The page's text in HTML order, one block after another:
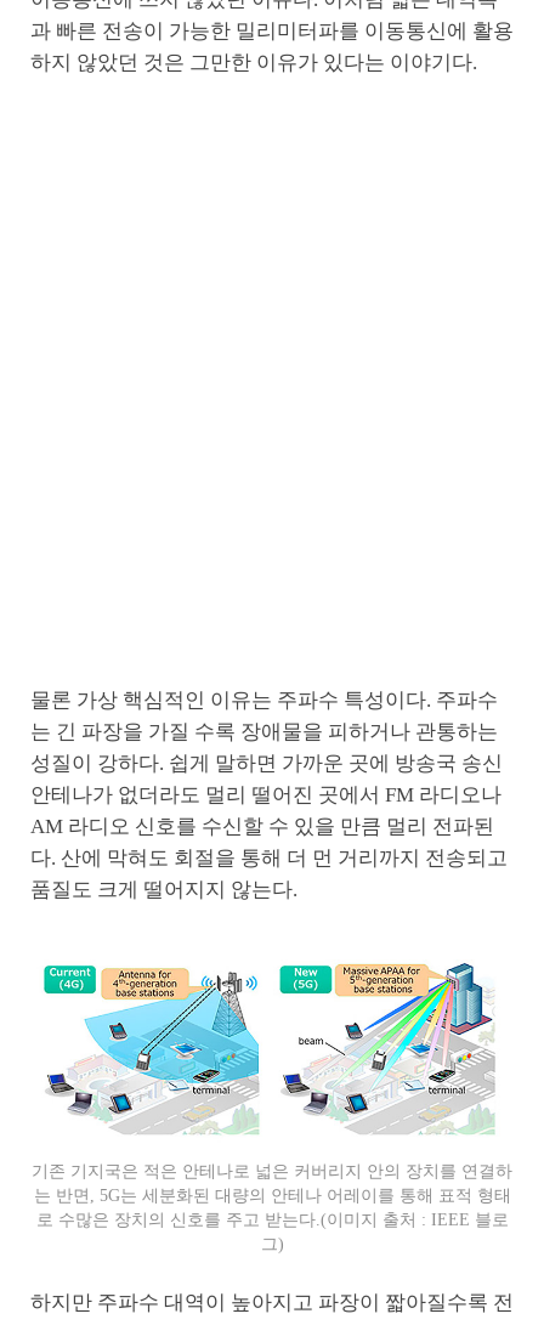
과 빠른 전송이 가능한 밀리미터파를 이동통신에 활용
하지 않았던 것은 그만한 이유가 있다는 이야기다.
물론 가상 핵심적인 이유는 주파수 특성이다. 주파수
는 긴 파장을 가질 수록 장애물을 피하거나 관통하는
성질이 강하다. 쉽게 말하면 가까운 곳에 방송국 송신
안테나가 없더라도 멀리 떨어진 곳에서 FM 라디오나
AM 라디오 신호를 수신할 수 있을 만큼 멀리 전파된
다. 산에 막혀도 회절을 통해 더 먼 거리까지 전송되고
품질도 크게 떨어지지 않는다.
기존 기지국은 적은 안테나로 넓은 커버리지 안의 장치를 연결하
는 반면, 5G는 세분화된 대량의 안테나 어레이를 통해 표적 형태
로 수많은 장치의 신호를 주고 받는다.(이미지 출처 : IEEE 블로
그)
하지만 주파수 대역이 높아지고 파장이 짧아질수록 전